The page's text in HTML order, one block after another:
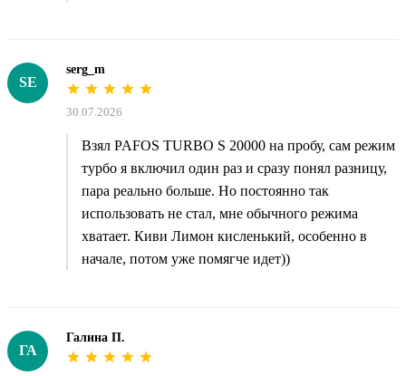
SE
serg_m
30.07.2026
Взял PAFOS TURBO S 20000 на пробу, сам режим
турбо я включил один раз и сразу понял разницу,
пара реально больше. Но постоянно так
использовать не стал, мне обычного режима
хватает. Киви Лимон кисленький, особенно в
начале, потом уже помягче идет))
ГА
Галина П.